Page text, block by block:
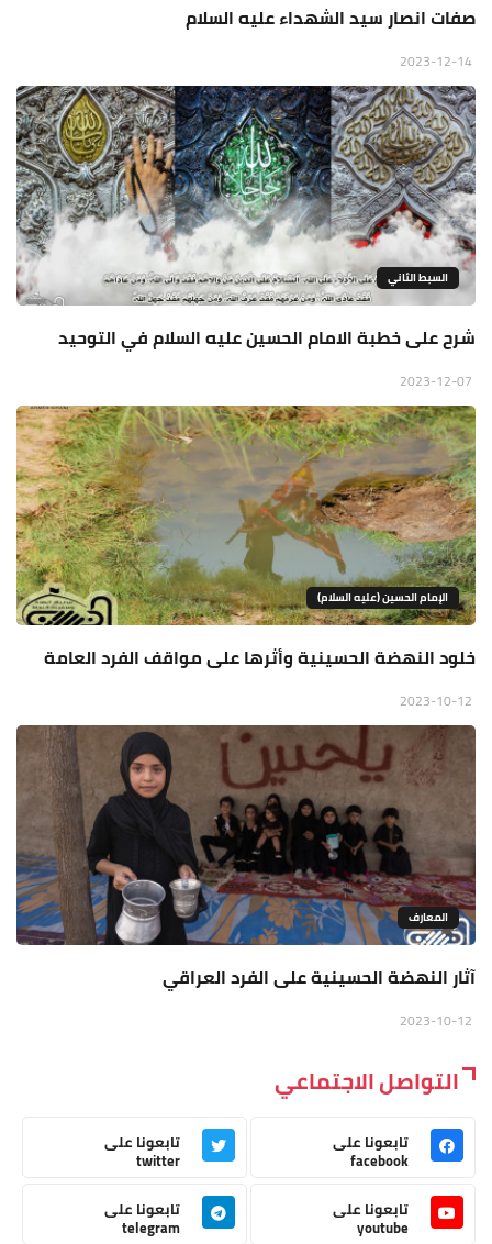
صفات انصار سيد الشهداء عليه السلام
السبط الثاني
شرح على خطبة الامام الحسين عليه السلام في التوحيد
الإمام الحسين (عليه السلام)
خلود النهضة الحسينية وأثرها على مواقف الفرد العامة
المعارف
آثار النهضة الحسينية على الفرد العراقي
التواصل الاجتماعي
تابعونا على
facebook
تابعونا على
twitter
تابعونا على
youtube
تابعونا على
telegram